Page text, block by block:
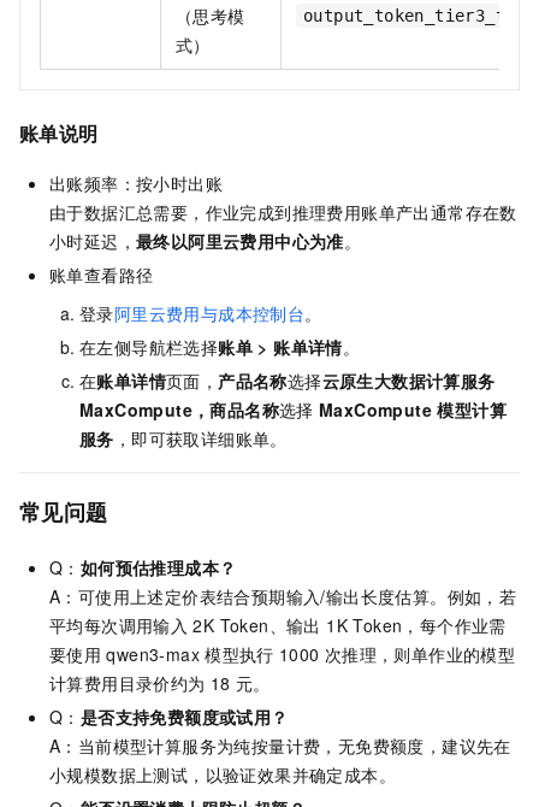
（思考模
式）
账单说明
出账频率：按小时出账
由于数据汇总需要，作业完成到推理费用账单产出通常存在数
小时延迟， 最终以阿里云费用中心为准。
账单查看路径
登录阿里云费用与成本控制台。
在左侧导航栏选择账单 > 账单详情。
在账单详情页面， 产品名称选择云原生大数据计算服务
MaxCompute，商品名称选择 MaxCompute 模型计算
服务 ，即可获取详细账单。
常见问题
Q： 如何预估推理成本？
A：可使用上述定价表结合预期输入/输出长度估算。例如，若
平均每次调用输入 2K Token、输出 1K Token，每个作业需
要使用 qwen3-max 模型执行 1000 次推理，则单作业的模型
计算费用目录价约为 18 元。
Q： 是否支持免费额度或试用？
A：当前模型计算服务为纯按量计费，无免费额度，建议先在
小规模数据上测试，以验证效果并确定成本。